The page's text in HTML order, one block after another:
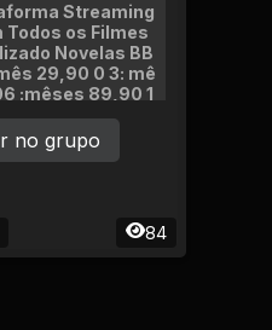
Streaming
Todos os Filmes
Novelas BB
29,90 0 3: mê
:mêses 89,90 1
149,90
84
no grupo